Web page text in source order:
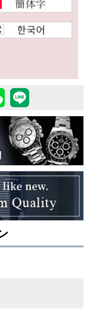
ティーク品
SALE
む
いて